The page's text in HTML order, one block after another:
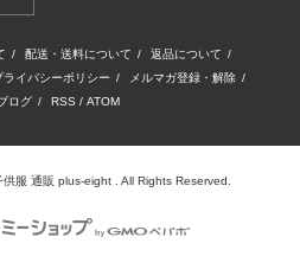
/ 配送・送料について / 返品について /
ライバシーポリシー / メルマガ登録・解除 /
ログ / RSS / ATOM
供服 通販 plus-eight . All Rights Reserved.